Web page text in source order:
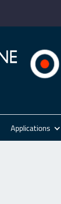
Applications